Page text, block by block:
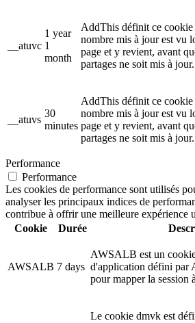
__atuvc
1 year
1
month
AddThis définit ce cookie
nombre mis à jour est vu
page et y revient, avant
partages ne soit mis à jour.
__atuvs
30
minutes
AddThis définit ce cookie
nombre mis à jour est vu
page et y revient, avant
partages ne soit mis à jour.
Performance
Performance
Les cookies de performance sont utilisés
analyser les principaux indices de
contribue à offrir une meilleure expérience
Cookie
Durée
AWSALB 7 days
AWSALB est un
d'application défini par
pour mapper la session
Le cookie dmvk est